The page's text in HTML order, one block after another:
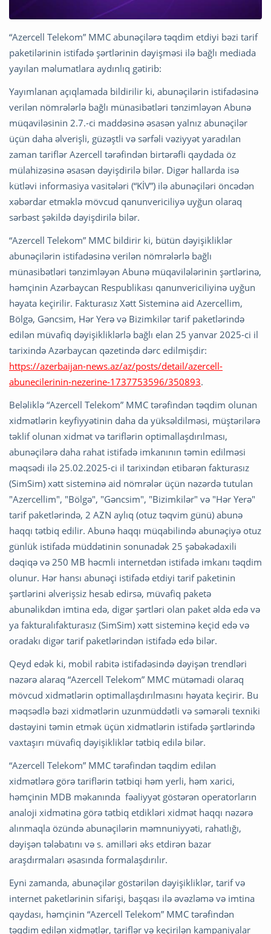
“Azercell Telekom” MMC abunəçilərə təqdim etdiyi bəzi tarif
paketilərinin istifadə şərtlərinin dəyişməsi ilə bağlı mediada
yayılan məlumatlara aydınlıq gətirib:
Yayımlanan açıqlamada bildirilir ki, abunəçilərin istifadəsinə
verilən nömrələrlə bağlı münasibətləri tənzimləyən Abunə
müqaviləsinin 2.7.-ci maddəsinə əsasən yalnız abunəçilər
üçün daha əlverişli, güzəştli və sərfəli vəziyyət yaradılan
zaman tariflər Azercell tərəfindən birtərəfli qaydada öz
mülahizəsinə əsasən dəyişdirilə bilər. Digər hallarda isə
kütləvi informasiya vasitələri (“KİV”) ilə abunəçiləri öncədən
xəbərdar etməklə mövcud qanunvericiliyə uyğun olaraq
sərbəst şəkildə dəyişdirilə bilər.
“Azercell Telekom” MMC bildirir ki, bütün dəyişikliklər
abunəçilərin istifadəsinə verilən nömrələrlə bağlı
münasibətləri tənzimləyən Abunə müqavilələrinin şərtlərinə,
həmçinin Azərbaycan Respublikası qanunvericiliyinə uyğun
həyata keçirilir. Fakturasız Xətt Sisteminə aid Azercellim,
Bölgə, Gəncsim, Hər Yerə və Bizimkilər tarif paketlərində
edilən müvafiq dəyişikliklərlə bağlı elan 25 yanvar 2025-ci il
tarixində Azərbaycan qəzetində dərc edilmişdir:
https://azerbaijan-news.az/az/posts/detail/azercell-
abunecilerinin-nezerine-1737753596/350893.
Beləliklə “Azercell Telekom” MMC tərəfindən təqdim olunan
xidmətlərin keyfiyyətinin daha da yüksəldilməsi, müştərilərə
təklif olunan xidmət və tariflərin optimallaşdırılması,
abunəçilərə daha rahat istifadə imkanının təmin edilməsi
məqsədi ilə 25.02.2025-ci il tarixindən etibarən fakturasız
(SimSim) xətt sisteminə aid nömrələr üçün nəzərdə tutulan
"Azercellim", "Bölgə", "Gəncsim", "Bizimkilər" və "Hər Yerə"
tarif paketlərində, 2 AZN aylıq (otuz təqvim günü) abunə
haqqı tətbiq edilir. Abunə haqqı müqabilində abunəçiyə otuz
günlük istifadə müddətinin sonunadək 25 şəbəkədaxili
dəqiqə və 250 MB həcmli internetdən istifadə imkanı təqdim
olunur. Hər hansı abunəçi istifadə etdiyi tarif paketinin
şərtlərini əlverişsiz hesab edirsə, müvafiq paketə
abunəlikdən imtina edə, digər şərtləri olan paket əldə edə və
ya fakturalıfakturasız (SimSim) xətt sisteminə keçid edə və
oradakı digər tarif paketlərindən istifadə edə bilər.
Qeyd edək ki, mobil rabitə istifadəsində dəyişən trendləri
nəzərə alaraq “Azercell Telekom” MMC mütəmadi olaraq
mövcud xidmətlərin optimallaşdırılmasını həyata keçirir. Bu
məqsədlə bəzi xidmətlərin uzunmüddətli və səmərəli texniki
dəstəyini təmin etmək üçün xidmətlərin istifadə şərtlərində
vaxtaşırı müvafiq dəyişikliklər tətbiq edilə bilər.
“Azercell Telekom” MMC tərəfindən təqdim edilən
xidmətlərə görə tariflərin tətbiqi həm yerli, həm xarici,
həmçinin MDB məkanında fəaliyyət göstərən operatorların
analoji xidmətinə görə tətbiq etdikləri xidmət haqqı nəzərə
alınmaqla özündə abunəçilərin məmnuniyyəti, rahatlığı,
dəyişən tələbatını və s. amilləri əks etdirən bazar
araşdırmaları əsasında formalaşdırılır.
Eyni zamanda, abunəçilər göstərilən dəyişikliklər, tarif və
internet paketlərinin sifarişi, başqası ilə əvəzləmə və imtina
qaydası, həmçinin “Azercell Telekom” MMC tərəfindən
təqdim edilən xidmətlər, tariflər və keçirilən kampaniyalar